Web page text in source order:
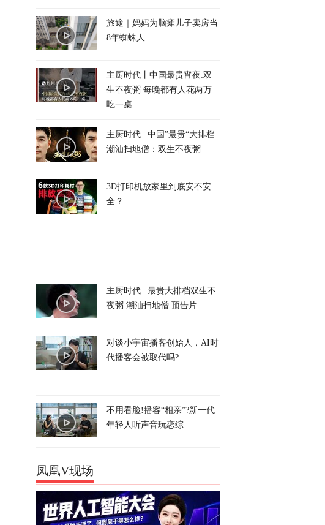
旅途｜妈妈为脑瘫儿子卖房当
8年蜘蛛人
主厨时代丨中国最贵宵夜:双
生不夜粥 每晚都有人花两万
吃一桌
主厨时代 | 中国”最贵“大排档
潮汕扫地僧：双生不夜粥
3D打印机放家里到底安不安
全？
主厨时代 | 最贵大排档双生不
夜粥 潮汕扫地僧 预告片
对谈小宇宙播客创始人，AI时
代播客会被取代吗?
不用看脸!播客“相亲”?新一代
年轻人听声音玩恋综
凤凰V现场